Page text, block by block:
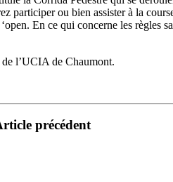
participer ou bien assister à la
En ce qui concerne les règles
l’UCIA de Chaumont.
précédent